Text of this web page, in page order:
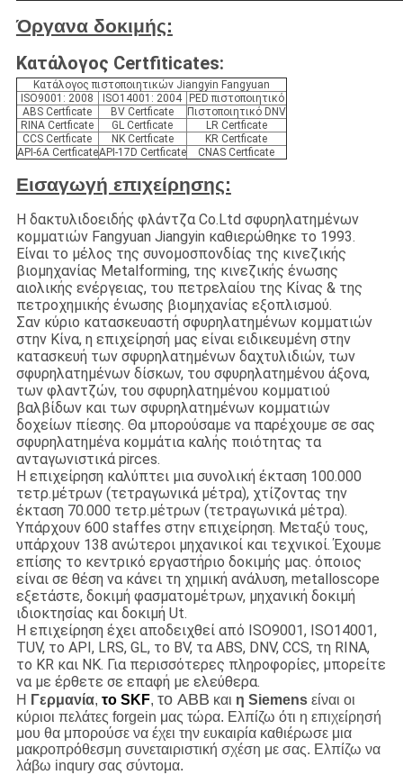
Όργανα δοκιμής:
Κατάλογος Certfiticates:
Κατάλογος πιστοποιητικών Jiangyin Fangyuan
ISO9001: 2008
ISO14001: 2004
PED πιστοποιητικό
ABS Certficate
BV Certficate
Πιστοποιητικό DNV
RINA Certficate
GL Certficate
LR Certficate
CCS Certficate
NK Certficate
KR Certficate
API-6A CertficateAPI-17D Certficate CNAS Certficate
Εισαγωγή επιχείρησης:
Η δακτυλιδοειδής φλάντζα Co.Ltd σφυρηλατημένων
κομματιών Fangyuan Jiangyin καθιερώθηκε το 1993.
Είναι το μέλος της συνομοσπονδίας της κινεζικής
βιομηχανίας Metalforming, της κινεζικής ένωσης
αιολικής ενέργειας, του πετρελαίου της Κίνας & της
πετροχημικής ένωσης βιομηχανίας εξοπλισμού.
Σαν κύριο κατασκευαστή σφυρηλατημένων κομματιών
στην Κίνα, η επιχείρησή μας είναι ειδικευμένη στην
κατασκευή των σφυρηλατημένων δαχτυλιδιών, των
σφυρηλατημένων δίσκων, του σφυρηλατημένου άξονα,
των φλαντζών, του σφυρηλατημένου κομματιού
βαλβίδων και των σφυρηλατημένων κομματιών
δοχείων πίεσης. Θα μπορούσαμε να παρέχουμε σε σας
σφυρηλατημένα κομμάτια καλής ποιότητας τα
ανταγωνιστικά pirces.
Η επιχείρηση καλύπτει μια συνολική έκταση 100.000
τετρ.μέτρων (τετραγωνικά μέτρα), χτίζοντας την
έκταση 70.000 τετρ.μέτρων (τετραγωνικά μέτρα).
Υπάρχουν 600 staffes στην επιχείρηση. Μεταξύ τους,
υπάρχουν 138 ανώτεροι μηχανικοί και τεχνικοί. Έχουμε
επίσης το κεντρικό εργαστήριο δοκιμής μας. όποιος
είναι σε θέση να κάνει τη χημική ανάλυση, metalloscope
εξετάστε, δοκιμή φασματομέτρων, μηχανική δοκιμή
ιδιοκτησίας και δοκιμή Ut.
Η επιχείρηση έχει αποδειχθεί από ISO9001, ISO14001,
TUV, το API, LRS, GL, το BV, τα ABS, DNV, CCS, τη RINA,
το KR και NK. Για περισσότερες πληροφορίες, μπορείτε
να με έρθετε σε επαφή με ελεύθερα.
Η Γερμανία, το SKF, το ABB και η Siemens είναι οι
κύριοι πελάτες forgein μας τώρα. Ελπίζω ότι η επιχείρησή
μου θα μπορούσε να έχει την ευκαιρία καθιέρωσε μια
μακροπρόθεσμη συνεταιριστική σχέση με σας. Ελπίζω να
λάβω inqury σας σύντομα.